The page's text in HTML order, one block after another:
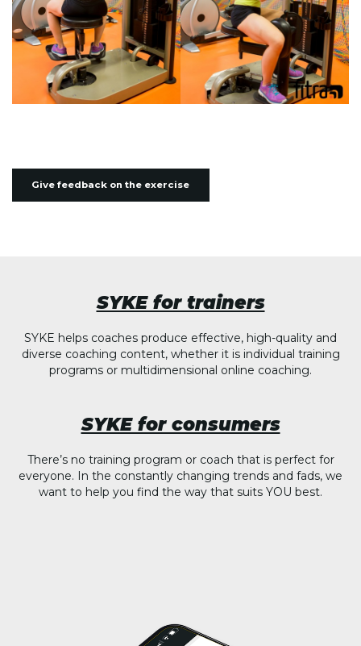
Give feedback on the exercise
SYKE for trainers
SYKE helps coaches produce effective, high-quality and
diverse coaching content, whether it is individual training
programs or multidimensional online coaching.
SYKE for consumers
There’s no training program or coach that is perfect for
everyone. In the constantly changing trends and fads, we
want to help you find the way that suits YOU best.